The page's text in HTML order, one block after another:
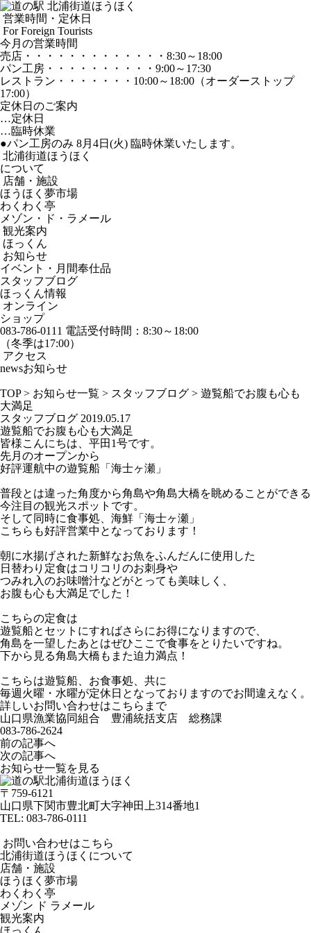
営業時間・定休日
For Foreign Tourists
今月の営業時間
売店 ・・・・・・・・・・・・・ 8:30～18:00
パン工房 ・・・・・・・・・・ 9:00～17:30
レストラン ・・・・・・・ 10:00～18:00 （オーダーストップ
17:00）
定休日のご案内
…定休日
…臨時休業
●パン工房のみ 8月4日(火) 臨時休業いたします。
北浦街道ほうほく
について
店舗・施設
ほうほく夢市場
わくわく亭
メゾン・ド・ラメール
観光案内
ほっくん
お知らせ
イベント・月間奉仕品
スタッフブログ
ほっくん情報
オンライン
ショップ
083-786-0111 電話受付時間：8:30～18:00
（冬季は17:00）
アクセス
newsお知らせ
TOP> お知らせ一覧 > スタッフブログ > 遊覧船でお腹も心も
大満足
スタッフブログ 2019.05.17
遊覧船でお腹も心も大満足
皆様こんにちは、平田1号です。
先月のオープンから
好評運航中の遊覧船「海士ヶ瀬」
普段とは違った角度から角島や角島大橋を眺めることができる
今注目の観光スポットです。
そして同時に食事処、海鮮「海士ヶ瀬」
こちらも好評営業中となっております！
朝に水揚げされた新鮮なお魚をふんだんに使用した
日替わり定食はコリコリのお刺身や
つみれ入のお味噌汁などがとっても美味しく、
お腹も心も大満足でした！
こちらの定食は
遊覧船とセットにすればさらにお得になりますので、
角島を一望したあとはぜひここで食事をとりたいですね。
下から見る角島大橋もまた迫力満点！
こちらは遊覧船、お食事処、共に
毎週火曜・水曜が定休日となっておりますのでお間違えなく。
詳しいお問い合わせはこちらまで
山口県漁業協同組合 豊浦統括支店 総務課
083-786-2624
前の記事へ
次の記事へ
お知らせ一覧を見る
〒759-6121
山口県下関市豊北町大字神田上314番地1
TEL: 083-786-0111
お問い合わせはこちら
北浦街道ほうほくについて
店舗・施設
ほうほく夢市場
わくわく亭
メゾン ド ラメール
観光案内
ほっくん